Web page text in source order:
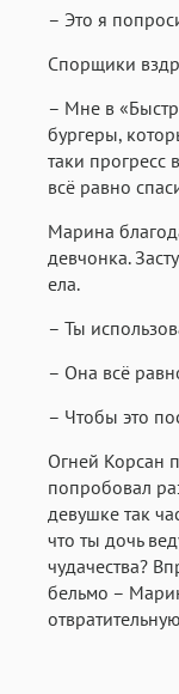
– Это я
Спорщики
– Мне в
бургеры,
таки прогресс
всё равно
Марина
девчонка.
ела.
– Ты
– Она всё
– Чтобы это
Огней Корсан
попробовал
девушке так
что ты дочь
чудачества?
бельмо –